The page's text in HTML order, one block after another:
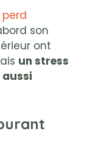
son
ont
un stress
aussi